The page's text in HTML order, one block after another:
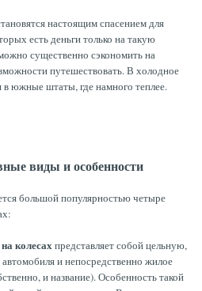
настоящим спасением для
есть деньги только на такую
существенно сэкономить на
путешествовать. В холодное
южные штаты, где намного теплее.
виды и особенности
большой популярностью четыре
колесахпредставляет собой цельную,
и непосредственно жилое
и название). Особенность такой